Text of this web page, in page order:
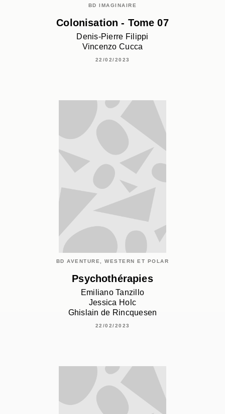
BD IMAGINAIRE
Colonisation - Tome 07
Denis-Pierre Filippi
Vincenzo Cucca
22/02/2023
BD AVENTURE, WESTERN ET POLAR
Psychothérapies
Emiliano Tanzillo
Jessica Holc
Ghislain de Rincquesen
22/02/2023